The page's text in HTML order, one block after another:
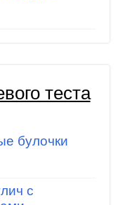
теста
булочки
с